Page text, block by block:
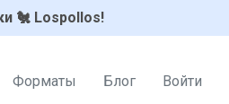
🐔 Lospollos!
Форматы Блог Войти